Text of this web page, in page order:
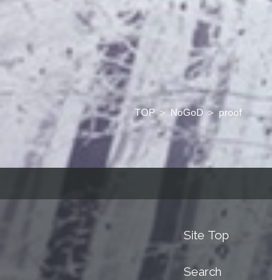
TOP ＞NoGoD ＞proof
Site Top
Search